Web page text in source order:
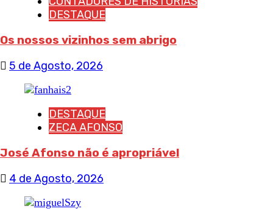
DESTAQUE
Os nossos vizinhos sem abrigo
5 de Agosto, 2026
DESTAQUE
ZECA AFONSO
José Afonso não é apropriável
4 de Agosto, 2026